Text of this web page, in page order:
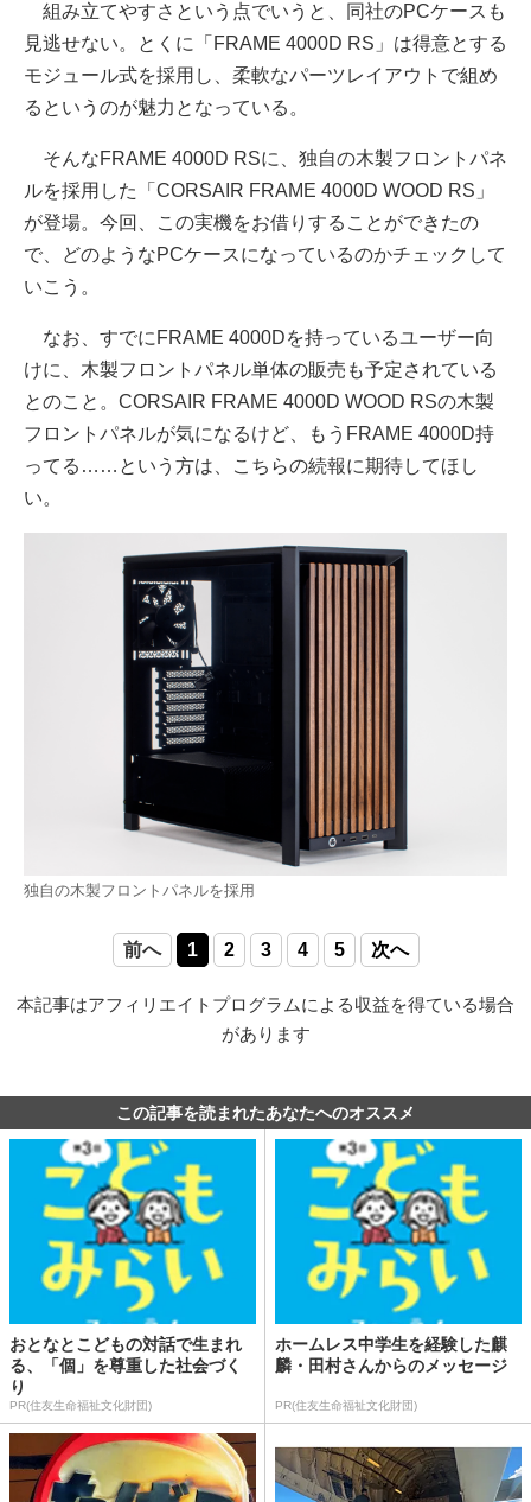
組み立てやすさという点でいうと、同社のPCケースも
見逃せない。とくに「FRAME 4000D RS」は得意とする
モジュール式を採用し、柔軟なパーツレイアウトで組め
るというのが魅力となっている。
そんなFRAME 4000D RSに、独自の木製フロントパネ
ルを採用した「CORSAIR FRAME 4000D WOOD RS」
が登場。今回、この実機をお借りすることができたの
で、どのようなPCケースになっているのかチェックして
いこう。
なお、すでにFRAME 4000Dを持っているユーザー向
けに、木製フロントパネル単体の販売も予定されている
とのこと。CORSAIR FRAME 4000D WOOD RSの木製
フロントパネルが気になるけど、もうFRAME 4000D持
ってる……という方は、こちらの続報に期待してほし
い。
独自の木製フロントパネルを採用
前へ 1 2 3 4 5 次へ
本記事はアフィリエイトプログラムによる収益を得ている場合
があります
この記事を読まれたあなたへのオススメ
おとなとこどもの対話で生まれ
る、「個」を尊重した社会づく
り
PR(住友生命福祉文化財団)
ホームレス中学生を経験した麒
麟・田村さんからのメッセージ
PR(住友生命福祉文化財団)